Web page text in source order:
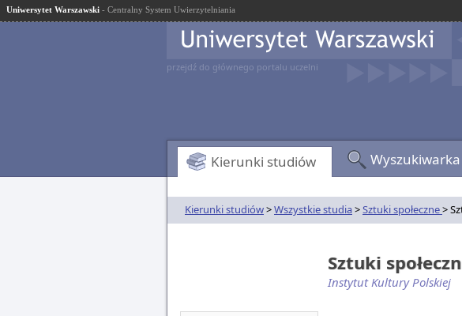
Uniwersytet Warszawski - Centralny System Uwierzytelniania
przejdź do głównego portalu uczelni
Kierunki studiów
Kierunki studiów>Wszystkie studia>Sztuki społeczne>
Sztuki
Instytut Kultury Polskiej